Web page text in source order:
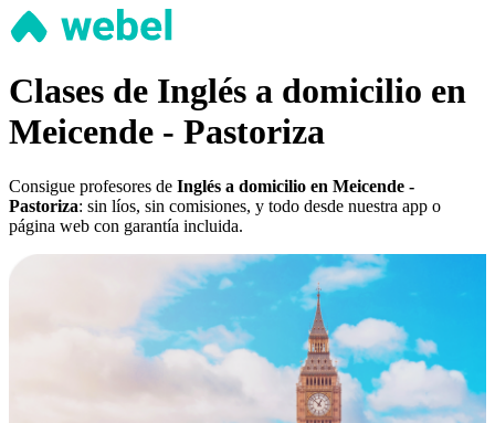
Clases de Inglés a domicilio en
Meicende - Pastoriza
Consigue profesores de Inglés a domicilio en Meicende -
Pastoriza: sin líos, sin comisiones, y todo desde nuestra app o
página web con garantía incluida.